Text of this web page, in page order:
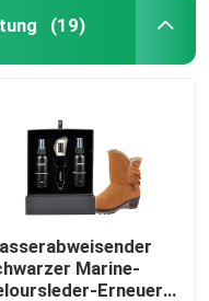
(19)
Marine-
Erneuerer